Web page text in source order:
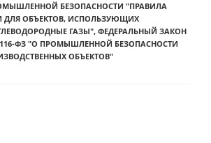
БЕЗОПАСНОСТИ "ПРАВИЛА
ДЛЯ ОБЪЕКТОВ, ИСПОЛЬЗУЮЩИХ
ГАЗЫ", ФЕДЕРАЛЬНЫЙ ЗАКОН
116-ФЗ "О ПРОМЫШЛЕННОЙ БЕЗОПАСНОСТИ
ОБЪЕКТОВ"